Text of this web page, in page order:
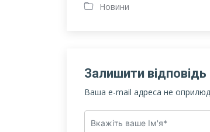
Новини
Залишити відповідь
Ваша e-mail адреса не